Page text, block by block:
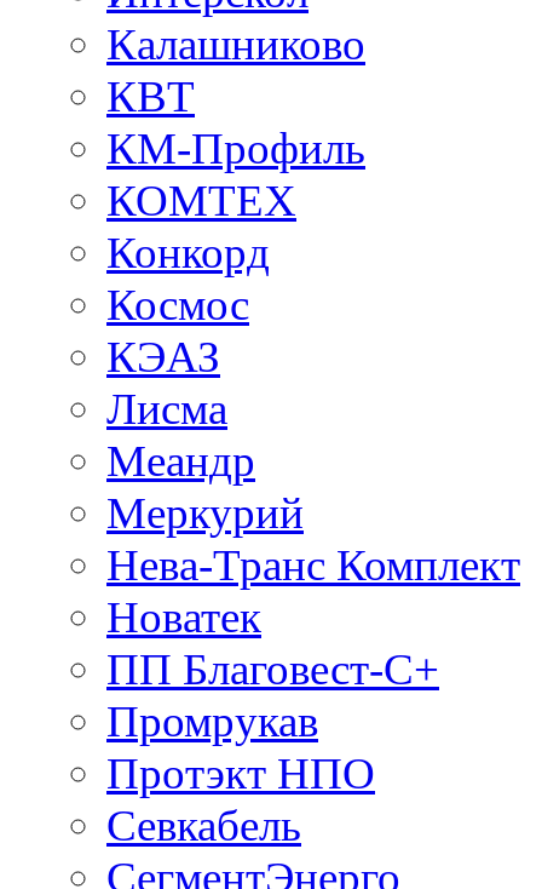
Калашниково
КВТ
КМ-Профиль
КОМТЕХ
Конкорд
Космос
КЭАЗ
Лисма
Меандр
Меркурий
Нева-Транс Комплект
Новатек
ПП Благовест-С+
Промрукав
Протэкт НПО
Севкабель
СегментЭнерго